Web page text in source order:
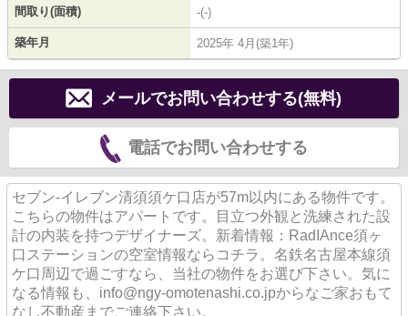
間取り(面積) -(-)
築年月 2025年 4月(築1年)
メールでお問い合わせする(無料)
電話でお問い合わせする
セブン-イレブン清須須ケ口店が57m以内にある物件です。
こちらの物件はアパートです。目立つ外観と洗練された設
計の内装を持つデザイナーズ。新着情報：RadIAnce須ヶ
口ステーションの空室情報ならコチラ。名鉄名古屋本線須
ケ口周辺で過ごすなら、当社の物件をお選び下さい。気に
なる情報も、info@ngy-omotenashi.co.jpからなご家おもて
なし不動産までご連絡下さい。